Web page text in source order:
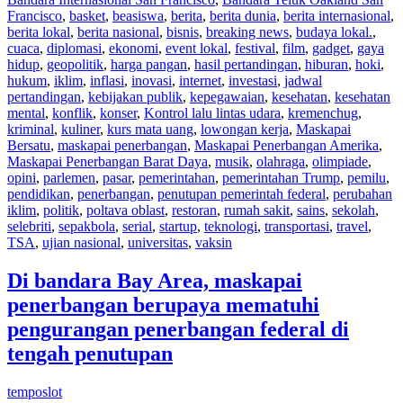
Francisco, basket, beasiswa, berita, berita dunia, berita internasional,
berita lokal, berita nasional, bisnis, breaking news, budaya lokal.,
cuaca, diplomasi, ekonomi, event lokal, festival, film, gadget, gaya
hidup, geopolitik, harga pangan, hasil pertandingan, hiburan, hoki,
hukum, iklim, inflasi, inovasi, internet, investasi, jadwal
pertandingan, kebijakan publik, kepegawaian, kesehatan, kesehatan
mental, konflik, konser, Kontrol lalu lintas udara, kremenchug,
kriminal, kuliner, kurs mata uang, lowongan kerja, Maskapai
Bersatu, maskapai penerbangan, Maskapai Penerbangan Amerika,
Maskapai Penerbangan Barat Daya, musik, olahraga, olimpiade,
opini, parlemen, pasar, pemerintahan, pemerintahan Trump, pemilu,
pendidikan, penerbangan, penutupan pemerintah federal, perubahan
iklim, politik, poltava oblast, restoran, rumah sakit, sains, sekolah,
selebriti, sepakbola, serial, startup, teknologi, transportasi, travel,
TSA, ujian nasional, universitas, vaksin
Di bandara Bay Area, maskapai
penerbangan berupaya mematuhi
pengurangan penerbangan federal di
tengah penutupan
temposlot